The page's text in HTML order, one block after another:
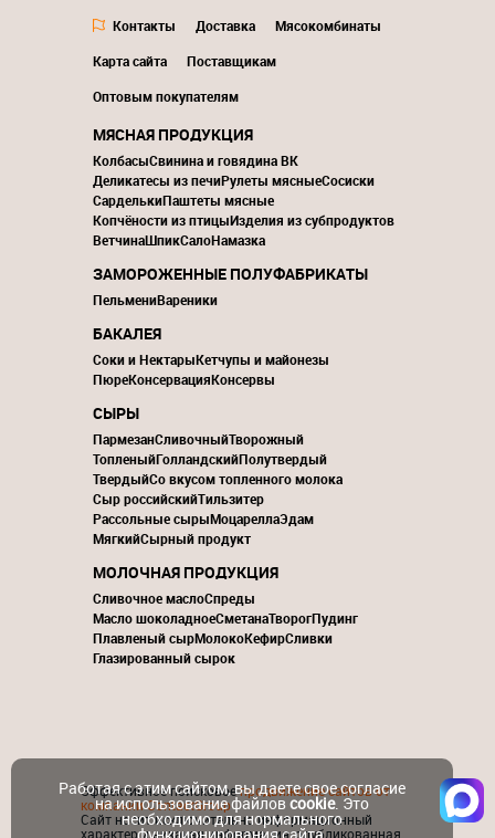
Контакты
Доставка
Мясокомбинаты
Карта сайта
Поставщикам
Оптовым покупателям
МЯСНАЯ ПРОДУКЦИЯ
КолбасыСвинина и говядина ВК
Деликатесы из печиРулеты мясныеСосиски
СарделькиПаштеты мясные
Копчёности из птицыИзделия из субпродуктов
ВетчинаШпикСалоНамазка
ЗАМОРОЖЕННЫЕ ПОЛУФАБРИКАТЫ
ПельмениВареники
БАКАЛЕЯ
Соки и НектарыКетчупы и майонезы
ПюреКонсервацияКонсервы
СЫРЫ
ПармезанСливочныйТворожный
ТопленыйГолландскийПолутвердый
ТвердыйСо вкусом топленного молока
Сыр российскийТильзитер
Рассольные сырыМоцареллаЭдам
МягкийСырный продукт
МОЛОЧНАЯ ПРОДУКЦИЯ
Сливочное маслоСпреды
Масло шоколадноеСметанаТворогПудинг
Плавленый сырМолокоКефирСливки
Глазированный сырок
Эффективное поисковоепродвижение сайтов от
компании ContactGroup
Сайт носит исключительно информационный
характер и никакая информация, опубликованная
Работая с этим сайтом, вы даете свое согласие
на использование файловcookie. Это
необходимо для нормального